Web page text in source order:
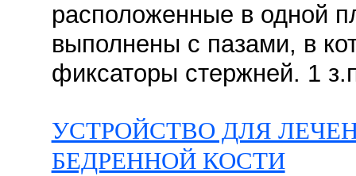
расположенные в одной
выполнены с пазами, в
фиксаторы стержней. 1
УСТРОЙСТВО ДЛЯ
БЕДРЕННОЙ КОСТИ